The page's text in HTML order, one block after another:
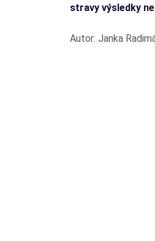
stravy výsledky
Autor: Janka